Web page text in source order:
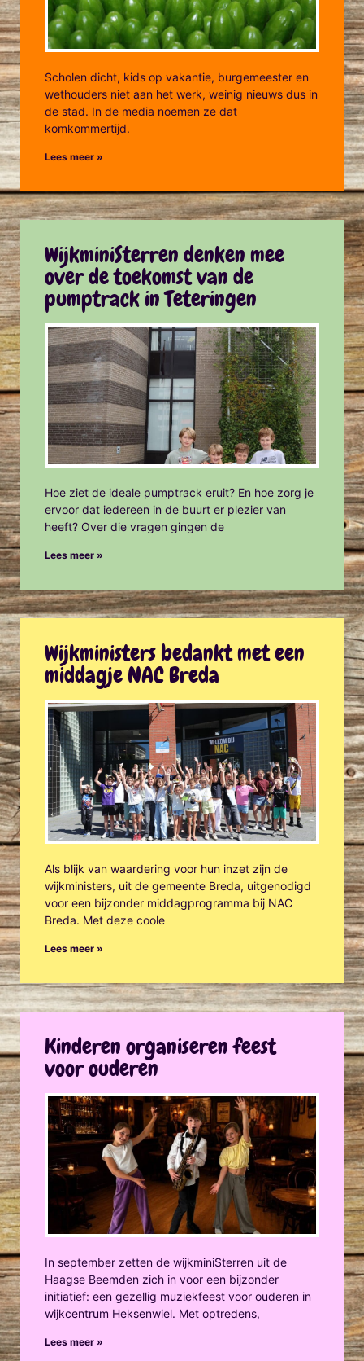
Scholen dicht, kids op vakantie, burgemeester en
wethouders niet aan het werk, weinig nieuws dus in
de stad. In de media noemen ze dat
komkommertijd.
Lees meer »
WijkminiSterren denken mee
over de toekomst van de
pumptrack in Teteringen
Hoe ziet de ideale pumptrack eruit? En hoe zorg je
ervoor dat iedereen in de buurt er plezier van
heeft? Over die vragen gingen de
Lees meer »
Wijkministers bedankt met een
middagje NAC Breda
Als blijk van waardering voor hun inzet zijn de
wijkministers, uit de gemeente Breda, uitgenodigd
voor een bijzonder middagprogramma bij NAC
Breda. Met deze coole
Lees meer »
Kinderen organiseren feest
voor ouderen
In september zetten de wijkminiSterren uit de
Haagse Beemden zich in voor een bijzonder
initiatief: een gezellig muziekfeest voor ouderen in
wijkcentrum Heksenwiel. Met optredens,
Lees meer »